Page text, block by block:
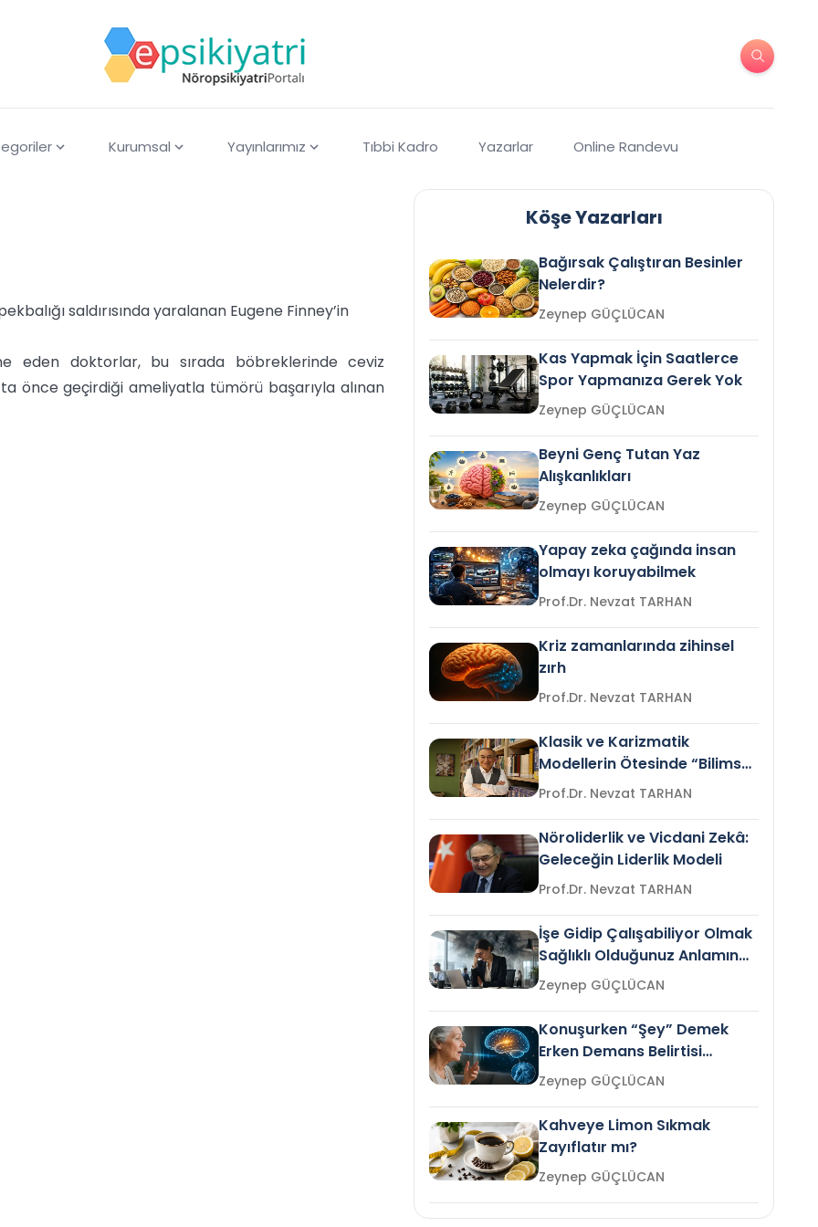
Kurumsal Yayınlarımız Tıbbi Kadro Yazarlar Online Randevu
saldırısında yaralanan Eugene Finney’in
eden doktorlar, bu sırada böbreklerinde ceviz
önce geçirdiği ameliyatla tümörü başarıyla alınan
Köşe Yazarları
Bağırsak Çalıştıran Besinler
Nelerdir?
Zeynep GÜÇLÜCAN
Kas Yapmak İçin Saatlerce
Spor Yapmanıza Gerek Yok
Zeynep GÜÇLÜCAN
Beyni Genç Tutan Yaz
Alışkanlıkları
Zeynep GÜÇLÜCAN
Yapay zeka çağında insan
olmayı koruyabilmek
Prof.Dr. Nevzat TARHAN
Kriz zamanlarında zihinsel
zırh
Prof.Dr. Nevzat TARHAN
Klasik ve Karizmatik
Modellerin Ötesinde “Bilimsel
Liderlik”
Prof.Dr. Nevzat TARHAN
Nöroliderlik ve Vicdani Zekâ:
Geleceğin Liderlik Modeli
Prof.Dr. Nevzat TARHAN
İşe Gidip Çalışabiliyor Olmak
Sağlıklı Olduğunuz Anlamına
Gelir mi?Zeynep GÜÇLÜCAN
Konuşurken “Şey” Demek
Erken Demans Belirtisi
Olabilir mi?Zeynep GÜÇLÜCAN
Kahveye Limon Sıkmak
Zayıflatır mı?
Zeynep GÜÇLÜCAN